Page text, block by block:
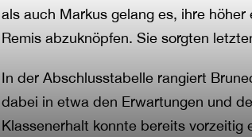
als auch Markus gelang es, ihre
Remis abzuknöpfen. Sie sorgten
In der Abschlusstabelle rangiert
dabei in etwa den Erwartungen und
Klassenerhalt konnte bereits